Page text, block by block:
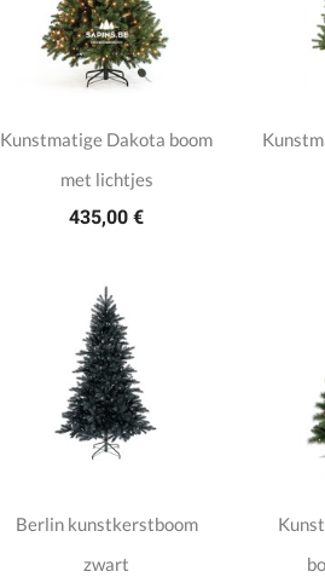
Kunstmatige Dakota boom
met lichtjes
435,00 €
Berlin kunstkerstboom
zwart